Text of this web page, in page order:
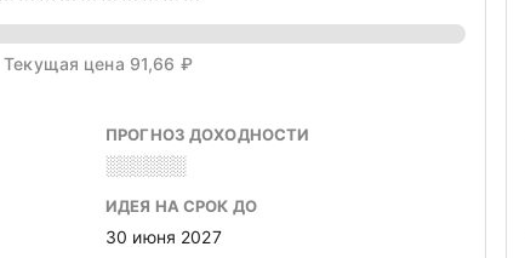
Текущая цена 91,66 ₽
ПРОГНОЗ ДОХОДНОСТИ
░░░░░░
ИДЕЯ НА СРОК ДО
30 июня 2027